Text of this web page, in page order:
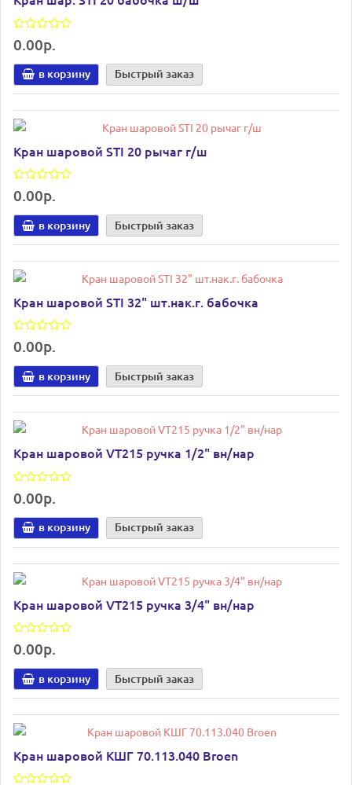
0.00р.
в корзину Быстрый заказ
Кран шаровой STI 20 рычаг г/ш
0.00р.
в корзину Быстрый заказ
Кран шаровой STI 32" шт.нак.г. бабочка
0.00р.
в корзину Быстрый заказ
Кран шаровой VT215 ручка 1/2" вн/нар
0.00р.
в корзину Быстрый заказ
Кран шаровой VT215 ручка 3/4" вн/нар
0.00р.
в корзину Быстрый заказ
Кран шаровой КШГ 70.113.040 Broen